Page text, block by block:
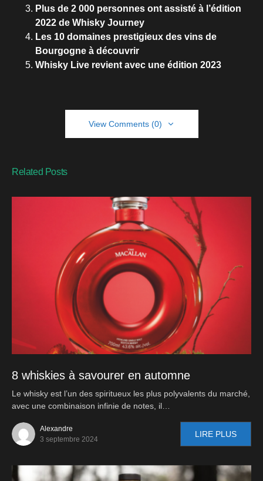
Plus de 2 000 personnes ont assisté à l’édition
2022 de Whisky Journey
Les 10 domaines prestigieux des vins de
Bourgogne à découvrir
Whisky Live revient avec une édition 2023
View Comments (0)
Related Posts
8 whiskies à savourer en automne
Le whisky est l’un des spiritueux les plus polyvalents du marché,
avec une combinaison infinie de notes, il…
Alexandre
3 septembre 2024
LIRE PLUS